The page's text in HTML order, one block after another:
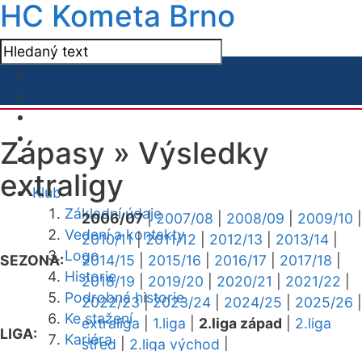
HC Kometa Brno
Klub
Základní údaje
Vedení a kontakty
Logo
Historie
Podrobná historie
Ke stažení
Kariéra
Zápasy » Výsledky
extraligy
SEZONA:
2006/07|2007/08 2008/09 2009/10
2010/11|2011/12 2012/13 2013/14
2014/15
2015/16 2016/17 2017/18
2018/19
2019/20 2020/21 2021/22
2022/23|2023/24 2024/25 2025/26
LIGA:
extraliga 1.liga 2.liga západ
2.liga
střed
2.liga východ